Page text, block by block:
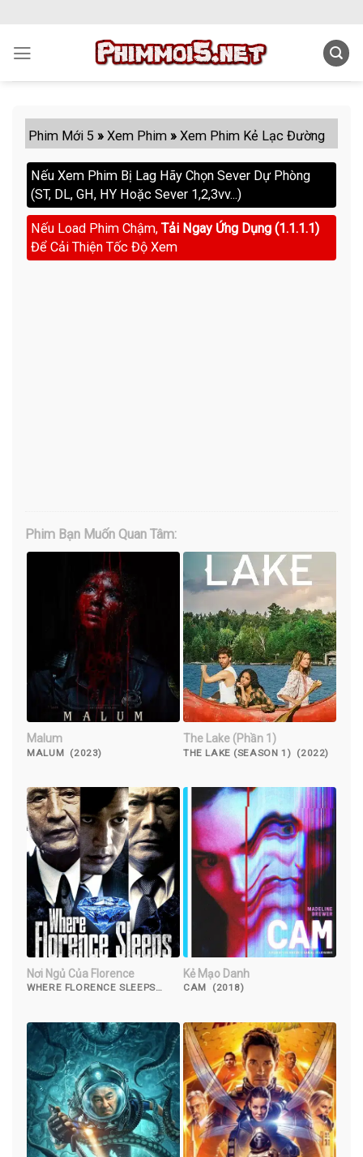
content
Phim Mới 5 »Xem Phim »Xem Phim Kẻ Lạc Đường
Nếu Xem Phim Bị Lag Hãy Chọn Sever Dự Phòng
(ST, DL, GH, HY Hoặc Sever 1,2,3vv...)
Nếu Load Phim Chậm, Tải Ngay Ứng Dụng (1.1.1.1)
Để Cải Thiện Tốc Độ Xem
Phim Bạn Muốn Quan Tâm:
Malum
MALUM (2023)
The Lake (Phần 1)
THE LAKE (SEASON 1) (2022)
Nơi Ngủ Của Florence
WHERE FLORENCE SLEEPS
Kẻ Mạo Danh
CAM (2018)